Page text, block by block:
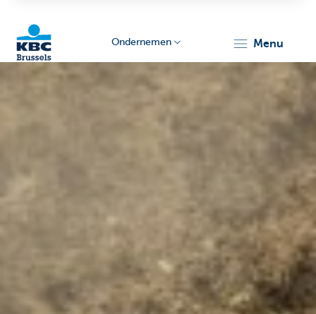
Ondernemen menu